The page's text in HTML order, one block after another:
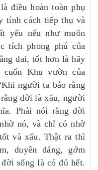
điều hoàn toàn phụ
tính cách tiếp thụ và
yếu nếu như muốn
tích phong phú của
dai, tốt hơn là hãy
Khu vườn của
người ta bảo rằng
đời là xấu, người
Phải nói rằng đời
nó, và chỉ có nhờ
và xấu. Thật ra thì
duyên dáng, gớm
sống là có đủ hết.